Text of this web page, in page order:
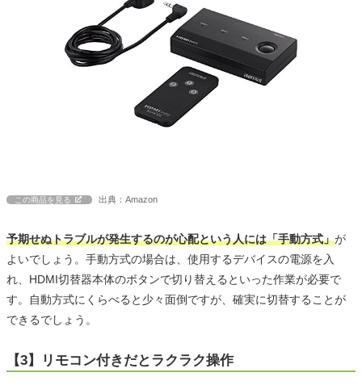
この商品を見る 出典：Amazon
予期せぬトラブルが発生するのが心配という人には「手動方式」が
よいでしょう。手動方式の場合は、使用するデバイスの電源を入
れ、HDMI切替器本体のボタンで切り替えるといった作業が必要で
す。自動方式にくらべると少々面倒ですが、確実に切替することが
できるでしょう。
【3】リモコン付きだとラクラク操作